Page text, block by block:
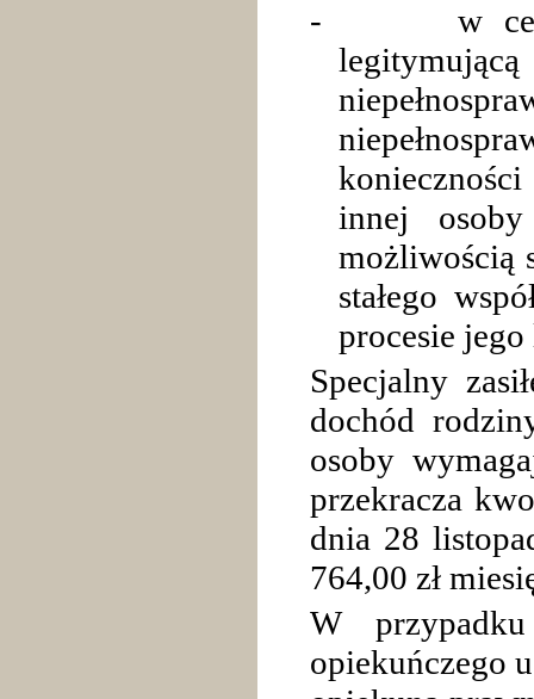
-
w
innej
możliwością
stałego
procesie
Specjalny
dochód
osoby
przekracza
dnia 28
764,00 zł
W
opiekuńczego